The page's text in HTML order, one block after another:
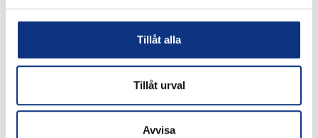
Tillåt alla
Tillåt urval
Avvisa